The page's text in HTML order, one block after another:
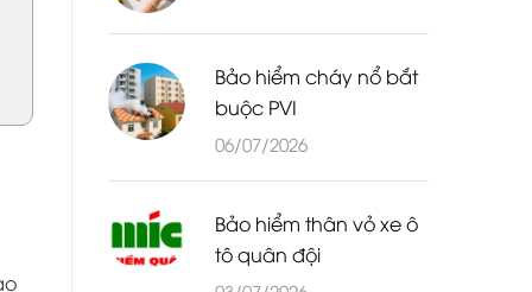
Bảo hiểm cháy nổ bắt
buộc PVI
06/07/2026
Bảo hiểm thân vỏ xe ô
tô quân đội